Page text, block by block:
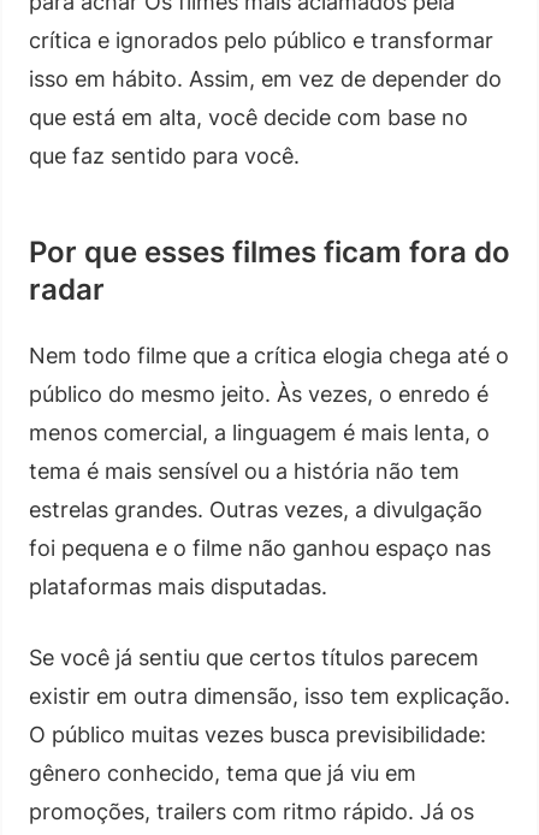
crítica e ignorados pelo público e transformar
isso em hábito. Assim, em vez de depender do
que está em alta, você decide com base no
que faz sentido para você.
Por que esses filmes ficam fora do
radar
Nem todo filme que a crítica elogia chega até o
público do mesmo jeito. Às vezes, o enredo é
menos comercial, a linguagem é mais lenta, o
tema é mais sensível ou a história não tem
estrelas grandes. Outras vezes, a divulgação
foi pequena e o filme não ganhou espaço nas
plataformas mais disputadas.
Se você já sentiu que certos títulos parecem
existir em outra dimensão, isso tem explicação.
O público muitas vezes busca previsibilidade:
gênero conhecido, tema que já viu em
promoções, trailers com ritmo rápido. Já os